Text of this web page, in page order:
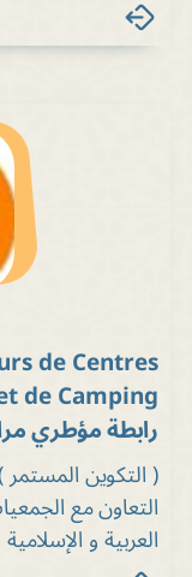
de Centres
de Camping
رابطة مؤطري
( التكوين
التعاون مع
العربية و